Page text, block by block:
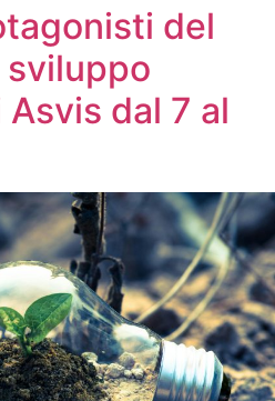
del
sviluppo
dal 7 al